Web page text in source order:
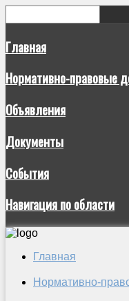
Главная
Нормативно-правовые
Объявления
Документы
События
Навигация по области
Главная
Нормативно-